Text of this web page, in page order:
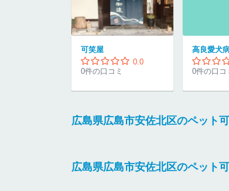
可笑屋
0.0
0件の口コミ
高良愛犬
0件の口コ
広島県広島市安佐北区のペット
広島県広島市安佐北区のペット